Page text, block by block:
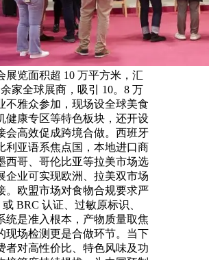
展览面积超 10 万平方米，汇
家全球展商，吸引 10。8 万
不雅众参加，现场设全球美食
健康专区等特色板块，还开设
会高效促成跨境合做。西班牙
利亚语系焦点国，本地进口商
西哥、哥伦比亚等拉美市场选
企业可实现欧洲、拉美双市场
。欧盟市场对食物合规要求严
BRC 认证、过敏原标识、
统是准入根本，产物质量取焦
现场检测更是合做环节。当下
者对高性价比、特色风味及功